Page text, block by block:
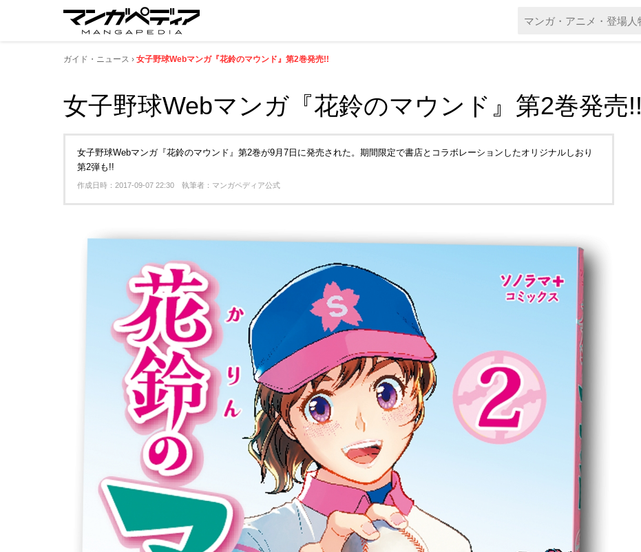
ガイド・ニュース 女子野球Webマンガ『花鈴のマウンド』第2巻発売!!
女子野球Webマンガ『花鈴のマウンド』第2巻発売!!
女子野球Webマンガ『花鈴のマウンド』第2巻が9月7日に発売された。期間限定で書店とコラボレーションしたオリジナルしおり
第2弾も!!
作成日時：2017-09-07 22:30 執筆者：マンガペディア公式